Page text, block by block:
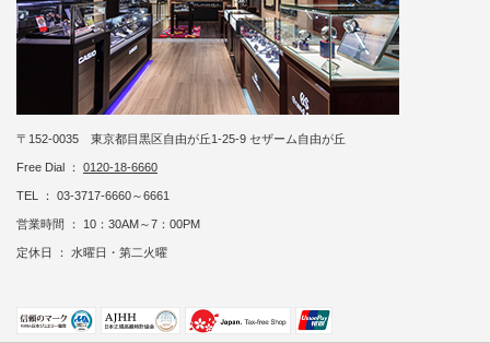
〒152-0035 東京都目黒区自由が丘1-25-9 セザーム自由が丘
Free Dial ： 0120-18-6660
TEL ： 03-3717-6660～6661
営業時間 ： 10：30AM～7：00PM
定休日 ： 水曜日・第二火曜